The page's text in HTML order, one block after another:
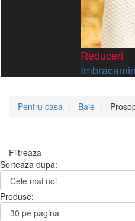
Reduceri
Pentru casa Baie
Filtreaza
Sorteaza dupa:
Produse: